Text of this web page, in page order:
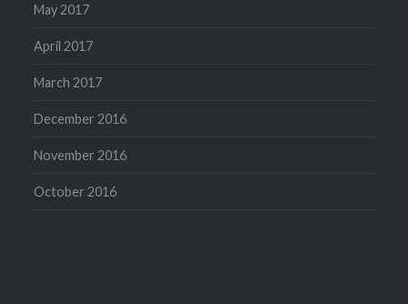
May 2017
April 2017
March 2017
December 2016
November 2016
October 2016